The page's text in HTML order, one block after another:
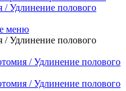
/ Удлинение полового
меню
/ Удлинение полового
/ Удлинение полового
/ Удлинение полового